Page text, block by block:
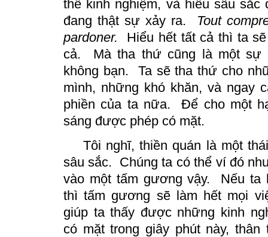
thể kinh nghiệm, và hiểu sâu
đang thật sự xảy ra. Tout
pardoner.
Hiểu hết tất cả thì ta
cả.
Mà tha thứ cũng là một sự
không bạn. Ta sẽ tha thứ cho
mình, những khó khăn, và ngay
phiền của ta nữa. Để cho một
sáng được phép có mặt.
Tôi nghĩ, thiền quán là một
sâu sắc. Chúng ta có thể ví đó
vào một tấm gương vậy.
Nếu ta
thì tấm gương sẽ làm hết mọi
giúp ta thấy được những kinh
có mặt trong giây phút này, thân